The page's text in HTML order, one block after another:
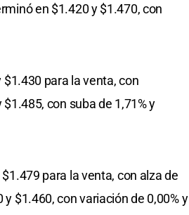
en $1.420 y $1.470, con
para la venta, con
con suba de 1,71% y
para la venta, con alza de
$1.460, con variación de 0,00% y